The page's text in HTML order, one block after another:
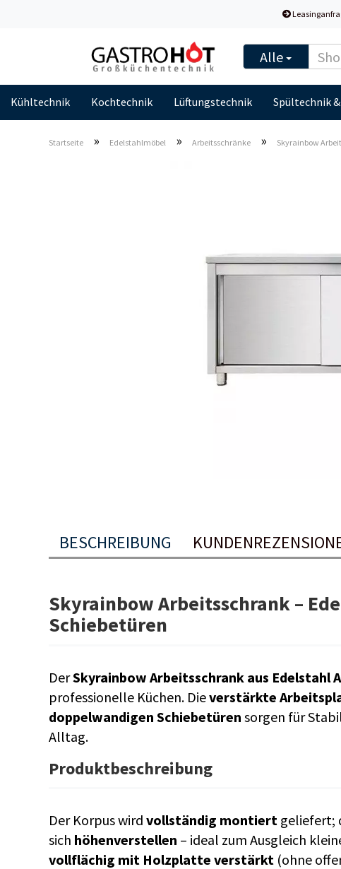
Alle
Kühltechnik Kochtechnik Lüftungstechnik Spültechnik
Startseite » Edelstahlmöbel » Arbeitsschränke » Skyrainbow
BESCHREIBUNG
Skyrainbow Arbeitsschrank –
Schiebetüren
DerSkyrainbow Arbeitsschrank aus Edelstahl
professionelle Küchen. Dieverstärkte
doppelwandigen Schiebetüren sorgen für
Alltag.
Produktbeschreibung
Der Korpus wird vollständig montiertgeliefert;
sich höhenverstellen – ideal zum Ausgleich
vollflächig mit Holzplatte verstärkt(ohne